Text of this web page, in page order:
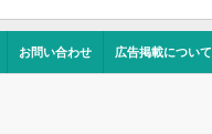
お問い合わせ 広告掲載について